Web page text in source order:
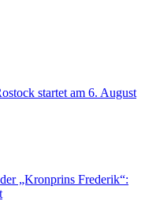
startet am 6. August
„Kronprins Frederik“: